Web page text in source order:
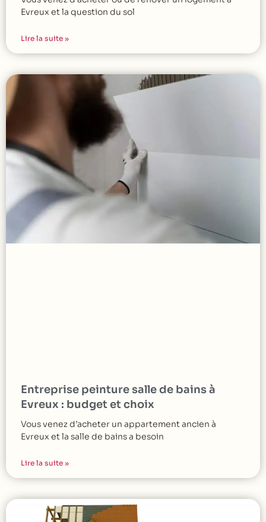
Evreux et la question du sol
Lire la suite »
Entreprise peinture salle de bains à
Evreux : budget et choix
Vous venez d’acheter un appartement ancien à
Evreux et la salle de bains a besoin
Lire la suite »